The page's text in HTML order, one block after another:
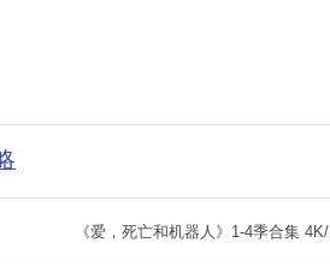
《爱，死亡和机器人》1-4季合集 4K/